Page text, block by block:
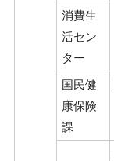
消費生
活セン
ター
国民健
康保険
課